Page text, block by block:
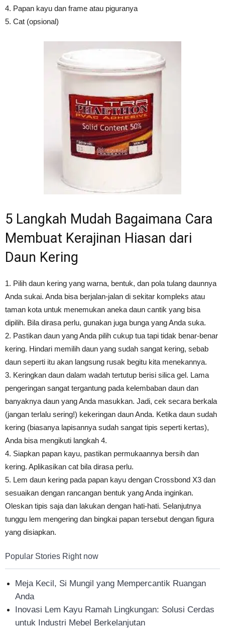
4. Papan kayu dan frame atau piguranya
5. Cat (opsional)
5 Langkah Mudah Bagaimana Cara
Membuat Kerajinan Hiasan dari
Daun Kering
1. Pilih daun kering yang warna, bentuk, dan pola tulang daunnya
Anda sukai. Anda bisa berjalan-jalan di sekitar kompleks atau
taman kota untuk menemukan aneka daun cantik yang bisa
dipilih. Bila dirasa perlu, gunakan juga bunga yang Anda suka.
2. Pastikan daun yang Anda pilih cukup tua tapi tidak benar-benar
kering. Hindari memilih daun yang sudah sangat kering, sebab
daun seperti itu akan langsung rusak begitu kita menekannya.
3. Keringkan daun dalam wadah tertutup berisi silica gel. Lama
pengeringan sangat tergantung pada kelembaban daun dan
banyaknya daun yang Anda masukkan. Jadi, cek secara berkala
(jangan terlalu sering!) kekeringan daun Anda. Ketika daun sudah
kering (biasanya lapisannya sudah sangat tipis seperti kertas),
Anda bisa mengikuti langkah 4.
4. Siapkan papan kayu, pastikan permukaannya bersih dan
kering. Aplikasikan cat bila dirasa perlu.
5. Lem daun kering pada papan kayu dengan Crossbond X3 dan
sesuaikan dengan rancangan bentuk yang Anda inginkan.
Oleskan tipis saja dan lakukan dengan hati-hati. Selanjutnya
tunggu lem mengering dan bingkai papan tersebut dengan figura
yang disiapkan.
Popular Stories Right now
Meja Kecil, Si Mungil yang Mempercantik Ruangan
Anda
Inovasi Lem Kayu Ramah Lingkungan: Solusi Cerdas
untuk Industri Mebel Berkelanjutan